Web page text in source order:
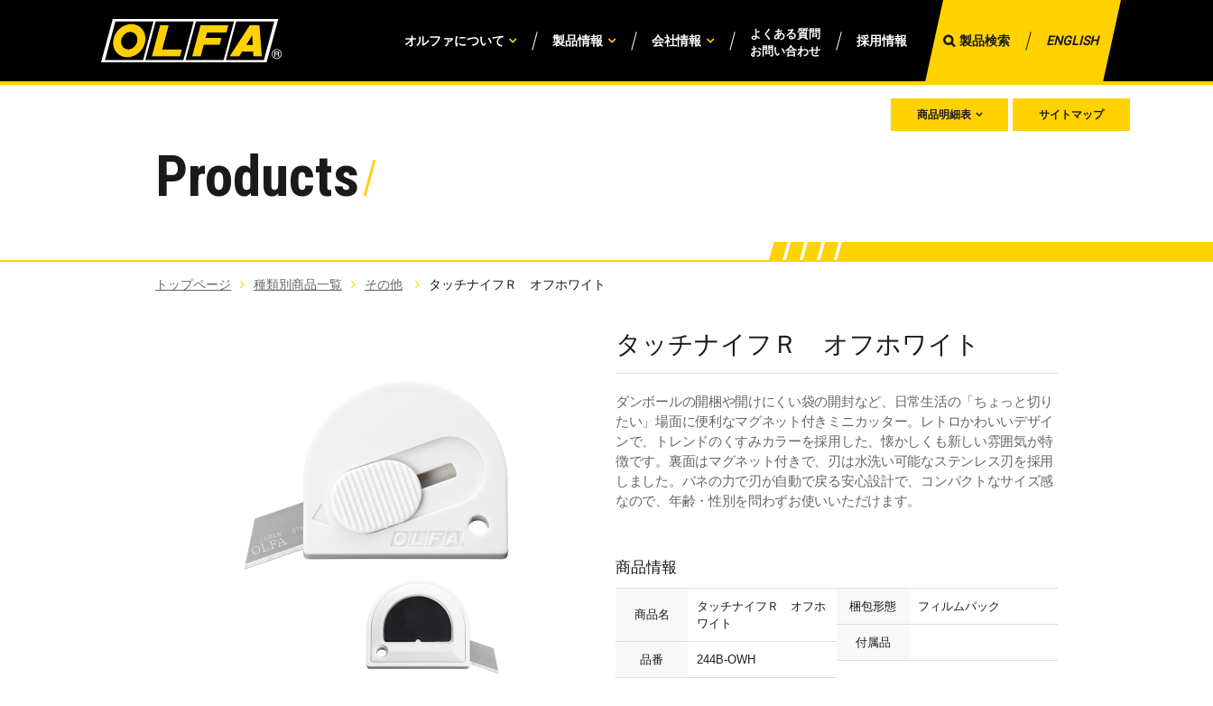
オルファについて 製品情報 会社情報
よくある質問
お問い合わせ
採用情報 製品検索 ENGLISH
Products
商品明細表 サイトマップ
トップページ 種類別商品一覧 その他 タッチナイフＲ オフホワイト
タッチナイフＲ オフホワイト
ダンボールの開梱や開けにくい袋の開封など、日常生活の「ちょっと切り
たい」場面に便利なマグネット付きミニカッター。レトロかわいいデザイ
ンで、トレンドのくすみカラーを採用した、懐かしくも新しい雰囲気が特
徴です。裏面はマグネット付きで、刃は水洗い可能なステンレス刃を採用
しました。バネの力で刃が自動で戻る安心設計で、コンパクトなサイズ感
なので、年齢・性別を問わずお使いいただけます。
商品情報
商品名
タッチナイフＲ オフホ
ワイト
品番 244B-OWH
梱包形態 フィルムパック
付属品